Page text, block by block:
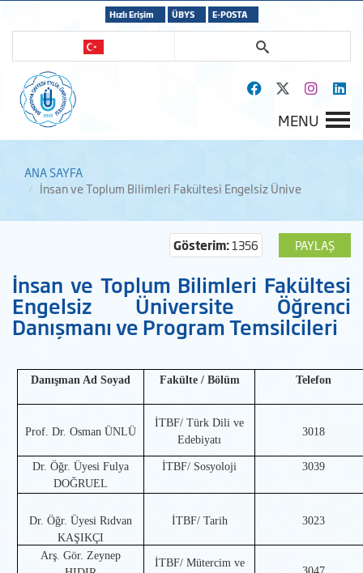
Hızlı Erişim ÜBYS E-POSTA
MENU
ANA SAYFA
İnsan ve Toplum Bilimleri Fakültesi Engelsiz Ünive
PAYLAŞ
Gösterim:1356
İnsan ve Toplum Bilimleri Fakültesi
Engelsiz Üniversite Öğrenci
Danışmanı ve Program Temsilcileri
Danışman Ad Soyad Fakülte / Bölüm Telefon
Prof. Dr. Osman ÜNLÜ
İTBF/ Türk Dili ve
Edebiyatı
3018
Dr. Öğr. Üyesi Fulya
DOĞRUEL
İTBF/ Sosyoloji 3039
Dr. Öğr. Üyesi Rıdvan
KAŞIKÇI
İTBF/ Tarih 3023
Arş. Gör. Zeynep
İTBF/ Mütercim ve